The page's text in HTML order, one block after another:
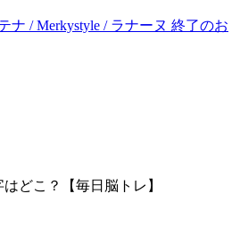
ナ / Merkystyle / ラナーヌ 終了のお
どこ？【毎日脳トレ】